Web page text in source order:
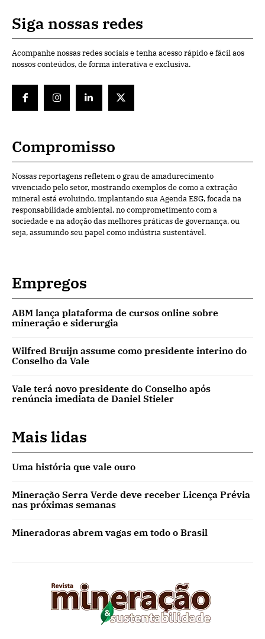
Siga nossas redes
Acompanhe nossas redes sociais e tenha acesso rápido e fácil aos
nossos conteúdos, de forma interativa e exclusiva.
Compromisso
Nossas reportagens refletem o grau de amadurecimento
vivenciado pelo setor, mostrando exemplos de como a extração
mineral está evoluindo, implantando sua Agenda ESG, focada na
responsabilidade ambiental, no comprometimento com a
sociedade e na adoção das melhores práticas de governança, ou
seja, assumindo seu papel como indústria sustentável.
Empregos
ABM lança plataforma de cursos online sobre
mineração e siderurgia
Wilfred Bruijn assume como presidente interino do
Conselho da Vale
Vale terá novo presidente do Conselho após
renúncia imediata de Daniel Stieler
Mais lidas
Uma história que vale ouro
Mineração Serra Verde deve receber Licença Prévia
nas próximas semanas
Mineradoras abrem vagas em todo o Brasil